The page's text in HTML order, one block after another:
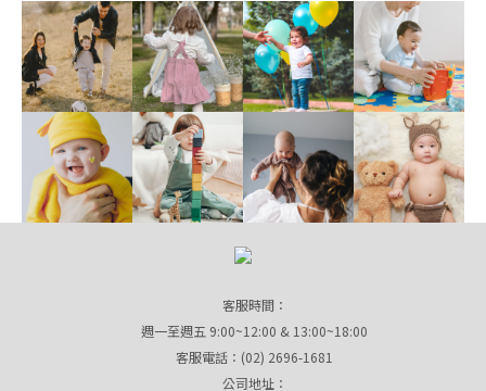
客服時間：
週一至週五 9:00~12:00 & 13:00~18:00
客服電話：(02) 2696-1681
公司地址：